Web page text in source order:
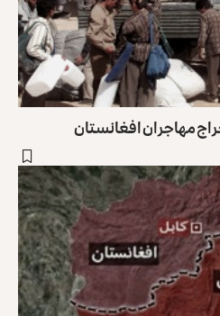
مهاجران افغانستان